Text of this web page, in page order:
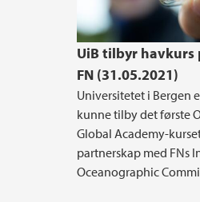
UiB tilbyr havkurs
FN (31.05.2021)
Universitetet i Bergen
kunne tilby det første
Global Academy-
partnerskap med FNs
Oceanographic